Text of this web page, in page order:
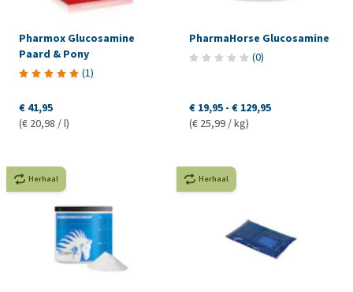
Pharmox Glucosamine
Paard & Pony
(1)
€ 41,95
(€ 20,98 / l)
PharmaHorse Glucosamine
(0)
€ 19,95 - € 129,95
(€ 25,99 / kg)
Herhaal Herhaal